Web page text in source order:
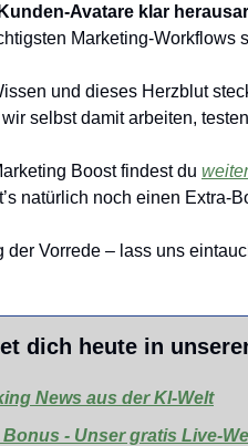
Avatare klar
Marketing-Workflows
und dieses Herzblut
selbst damit arbeiten,
Boost findest du
natürlich noch einen Extra-
der Vorrede – lass uns
dich heute in
News aus der KI-Welt
- Unser gratis Live-